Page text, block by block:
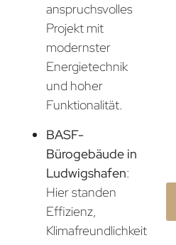
anspruchsvolles
Projekt mit
modernster
Energietechnik
und hoher
Funktionalität.
BASF-
Bürogebäude in
Ludwigshafen:
Hier standen
Effizienz,
Klimafreundlichkeit